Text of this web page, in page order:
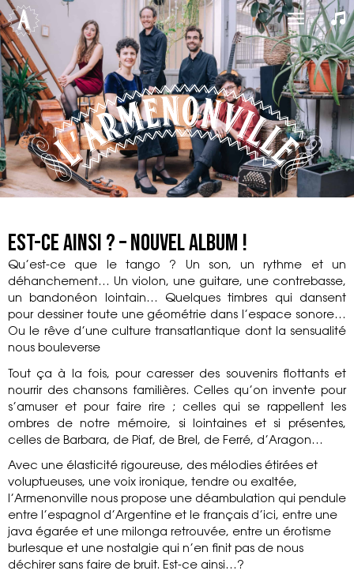
Aller
au
contenu
Main
Menu
Est-ce ainsi ? – Nouvel album !
Qu’est-ce que le tango ? Un son, un rythme et un
déhanchement… Un violon, une guitare, une contrebasse,
un bandonéon lointain… Quelques timbres qui dansent
pour dessiner toute une géométrie dans l’espace sonore…
Ou le rêve d’une culture transatlantique dont la sensualité
nous bouleverse
Tout ça à la fois, pour caresser des souvenirs flottants et
nourrir des chansons familières. Celles qu’on invente pour
s’amuser et pour faire rire ; celles qui se rappellent les
ombres de notre mémoire, si lointaines et si présentes,
celles de Barbara, de Piaf, de Brel, de Ferré, d’Aragon…
Avec une élasticité rigoureuse, des mélodies étirées et
voluptueuses, une voix ironique, tendre ou exaltée,
l’Armenonville nous propose une déambulation qui pendule
entre l’espagnol d’Argentine et le français d’ici, entre une
java égarée et une milonga retrouvée, entre un érotisme
burlesque et une nostalgie qui n’en finit pas de nous
déchirer sans faire de bruit. Est-ce ainsi…?